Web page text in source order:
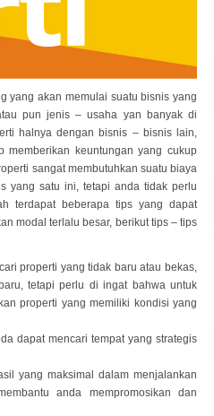
yang akan memulai suatu bisnis yang
pun jenis – usaha yan banyak di
halnya dengan bisnis – bisnis lain,
keuntungan yang cukup
sangat membutuhkan suatu biaya
yang satu ini, tetapi anda tidak perlu
terdapat beberapa tips yang dapat
modal terlalu besar, berikut tips – tips
properti yang tidak baru atau bekas,
tetapi perlu di ingat bahwa untuk
properti yang memiliki kondisi yang
dapat mencari tempat yang strategis
yang maksimal dalam menjalankan
anda mempromosikan dan